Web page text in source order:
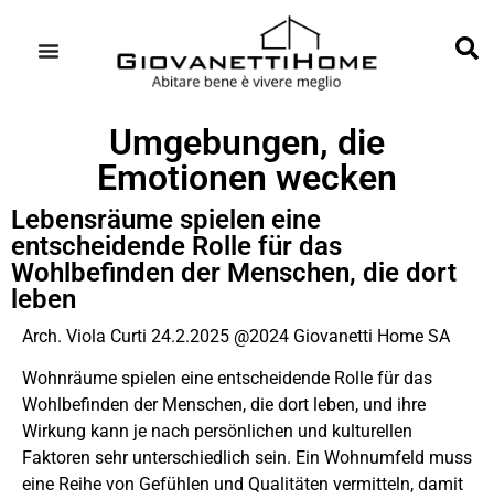
Umgebungen, die
Emotionen wecken
Lebensräume spielen eine
entscheidende Rolle für das
Wohlbefinden der Menschen, die dort
leben
Arch. Viola Curti 24.2.2025 @2024 Giovanetti Home SA
Wohnräume spielen eine entscheidende Rolle für das
Wohlbefinden der Menschen, die dort leben, und ihre
Wirkung kann je nach persönlichen und kulturellen
Faktoren sehr unterschiedlich sein. Ein Wohnumfeld muss
eine Reihe von Gefühlen und Qualitäten vermitteln, damit